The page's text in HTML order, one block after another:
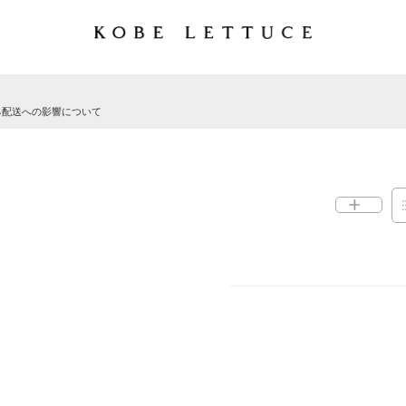
送への影響について